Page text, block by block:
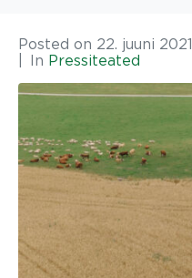
Posted on 22. juuni 2021
In Pressiteated